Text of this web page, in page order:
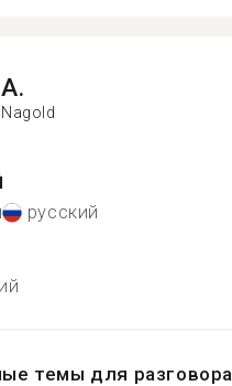
A.
Nagold
русский
темы для разговора